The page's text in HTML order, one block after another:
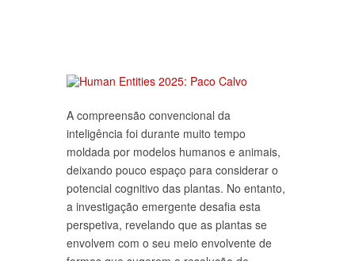
A compreensão convencional da
inteligência foi durante muito tempo
moldada por modelos humanos e animais,
deixando pouco espaço para considerar o
potencial cognitivo das plantas. No entanto,
a investigação emergente desafia esta
perspetiva, revelando que as plantas se
envolvem com o seu meio envolvente de